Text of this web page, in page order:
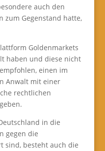
auch den
zum Gegenstand hatte,
Goldenmarkets
haben und diese nicht
einen im
Anwalt mit einer
rechtlichen
in die
gegen die
sind, besteht auch die